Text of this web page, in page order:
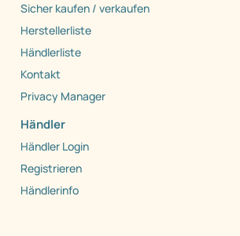
Sicher kaufen / verkaufen
Herstellerliste
Händlerliste
Kontakt
Privacy Manager
Händler
Händler Login
Registrieren
Händlerinfo